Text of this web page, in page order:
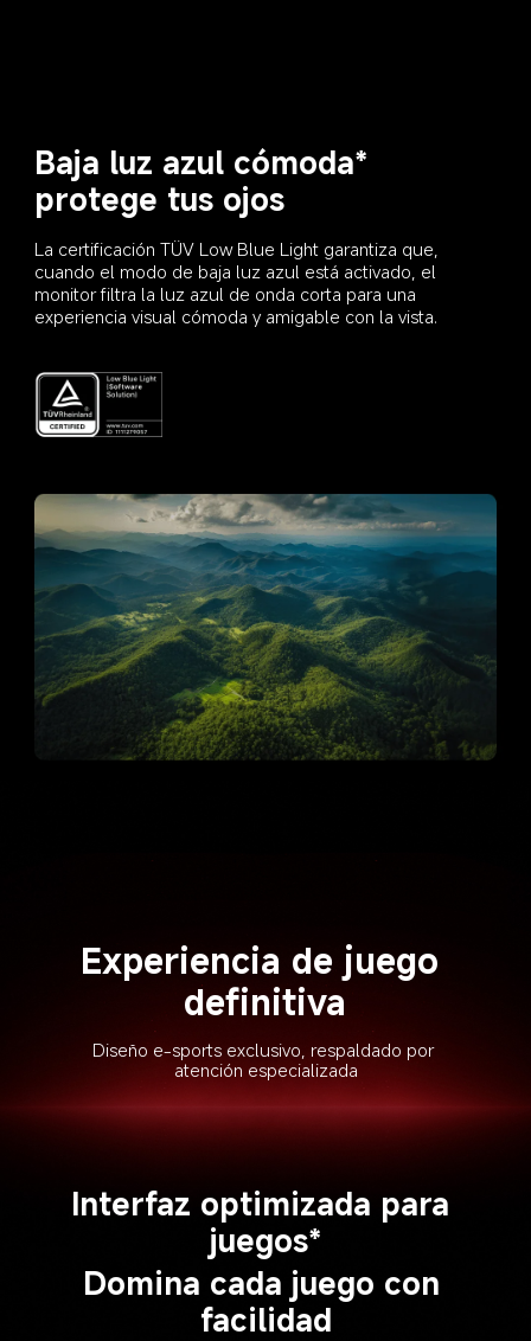
Baja luz azul cómoda*
protege tus ojos
La certificación TÜV Low Blue Light garantiza que,
cuando el modo de baja luz azul está activado, el
monitor filtra la luz azul de onda corta para una
experiencia visual cómoda y amigable con la vista.
Experiencia de juego
definitiva
Diseño e-sports exclusivo, respaldado por
atención especializada
Interfaz optimizada para
juegos*
Domina cada juego con
facilidad